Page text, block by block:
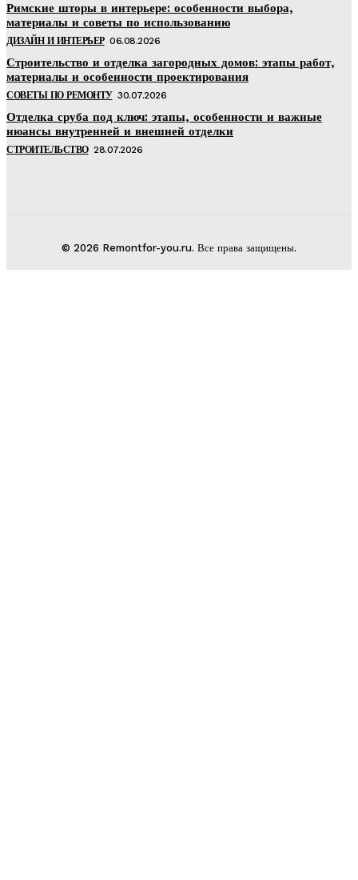
Римские шторы в интерьере: особенности выбора,
материалы и советы по использованию
ДИЗАЙН И ИНТЕРЬЕР 06.08.2026
Строительство и отделка загородных домов: этапы работ,
материалы и особенности проектирования
СОВЕТЫ ПО РЕМОНТУ 30.07.2026
Отделка сруба под ключ: этапы, особенности и важные
нюансы внутренней и внешней отделки
СТРОИТЕЛЬСТВО 28.07.2026
© 2026 Remontfor-you.ru. Все права защищены.